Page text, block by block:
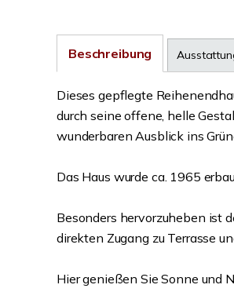
Beschreibung
Dieses gepflegte
durch seine offene, helle
wunderbaren Ausblick ins
Das Haus wurde ca. 1965
Besonders hervorzuheben ist
direkten Zugang zu Terrasse
Hier genießen Sie Sonne und